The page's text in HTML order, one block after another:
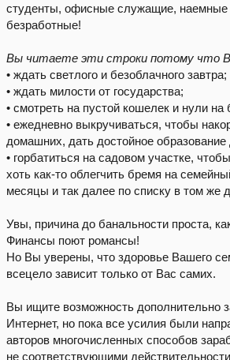
студенты, офисные служащие, наемные
безработные!
Вы читаете эти строки потому что
• ждать светлого и безоблачного завтра;
• ждать милости от государства;
• смотреть на пустой кошелек и нули на
• ежедневно выкручиваться, чтобы
домашних, дать достойное образование
• горбатиться на садовом участке,
хоть как-то облегчить бремя на
месяцы и так далее по списку в том же
Увы, причина до банальности проста,
Финансы поют романсы!
Но Вы уверены, что здоровье Вашего
всецело зависит только от Вас самих.
Вы ищите возможность дополнительно
Интернет, но пока все усилия были
авторов многочисленных способов
не соответствующими